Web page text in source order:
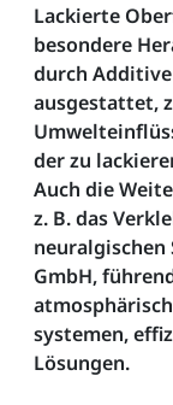
Lackierte
besondere
durch
ausgestattet,
der zu
Auch die
z. B. das
GmbH,
systemen,
Lösungen.